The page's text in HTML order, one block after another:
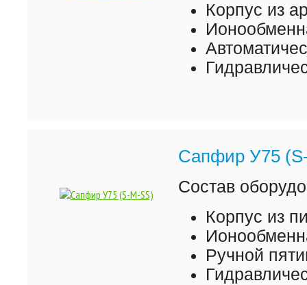
Корпус из
Сапфир У75
Состав
Корпус из
Ручной